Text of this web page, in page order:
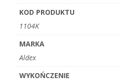
KOD PRODUKTU
1104K
MARKA
Aldex
WYKOŃCZENIE